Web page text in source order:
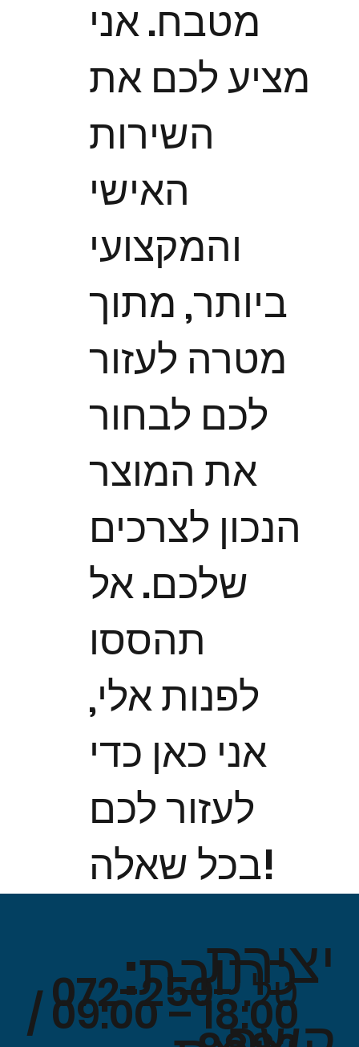
מטבח. אני
מציע לכם את
השירות
האישי
והמקצועי
ביותר, מתוך
מטרה לעזור
לכם לבחור
את המוצר
הנכון לצרכים
שלכם. אל
תהססו
לפנות אלי,
אני כאן כדי
לעזור לכם
בכל שאלה!
טל. 072-250-18:00 – 09:00 /
כתובת:
יצירת